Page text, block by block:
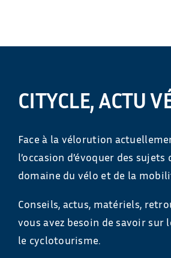
CITYCLE, ACTU
Face à la vélorution
l’occasion d’évoquer des sujets
domaine du vélo et de la
Conseils, actus, matériels,
vous avez besoin de savoir sur
le cyclotourisme.